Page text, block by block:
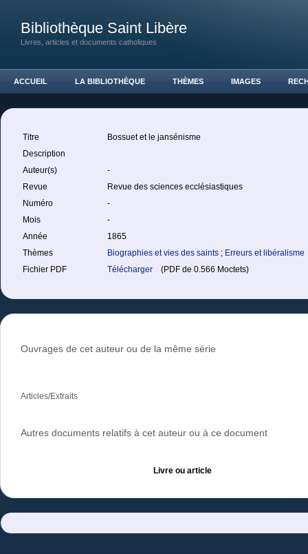
Bibliothèque Saint Libère
Livres, articles et documents catholiques
ACCUEIL LA BIBLIOTHÈQUE THÈMES IMAGES
Titre
Bossuet et le jansénisme
Description
Auteur(s)
-
Revue
Revue des sciences ecclésiastiques
Numéro
-
Mois
-
Année
1865
Thèmes
Biographies et vies des saints ; Erreurs et libéralisme
Fichier PDF
Télécharger (PDF de 0.566 Moctets)
Ouvrages de cet auteur ou de la même série
Articles/Extraits
Autres documents relatifs à cet auteur ou à ce document
Livre ou article